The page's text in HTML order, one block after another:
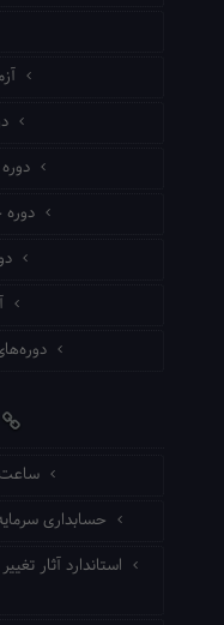
ساعت
حسابداری سرمایه
استاندارد آثار